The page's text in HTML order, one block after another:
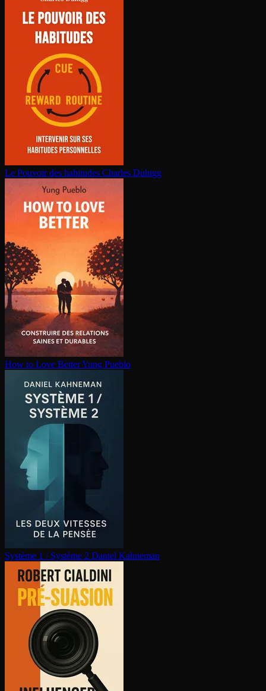
Le Pouvoir des habitudes Charles Duhigg
How to Love BetterYung Pueblo
Système 1 / Système 2 Daniel Kahneman